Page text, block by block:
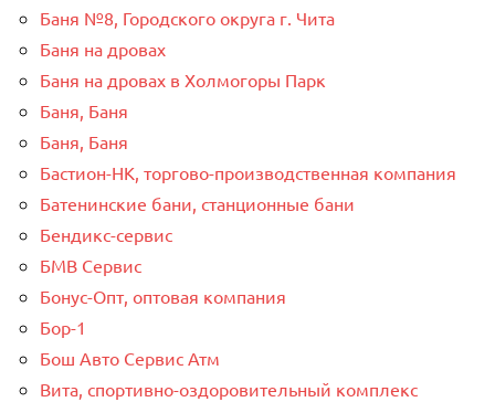
Баня №8, Городского округа г. Чита
Баня на дровах
Баня на дровах в Холмогоры Парк
Баня, Баня
Баня, Баня
Бастион-НК, торгово-производственная компания
Батенинские бани, станционные бани
Бендикс-сервис
БМВ Сервис
Бонус-Опт, оптовая компания
Бор-1
Бош Авто Сервис Атм
Вита, спортивно-оздоровительный комплекс